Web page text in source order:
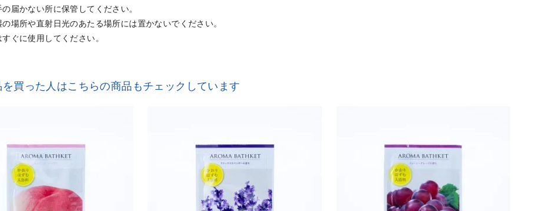
届かない所に保管してください。
場所や直射日光のあたる場所には置かないでください。
すぐに使用してください。
を買った人はこちらの商品もチェックしています